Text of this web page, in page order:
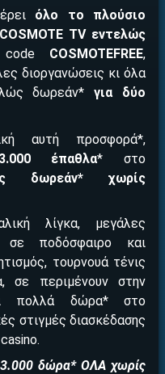
όλο το πλούσιο
COSMOTE TV εντελώς
COSMOTEFREE,
διοργανώσεις κι όλα
δωρεάν*για δύο
αυτή προσφορά*,
3.000 έπαθλα* στο
δωρεάν* χωρίς
λίγκα, μεγάλες
σε ποδόσφαιρο και
τουρνουά τένις
σε περιμένουν στην
πολλά δώρα* στο
στιγμές διασκέδασης
δώρα* ΟΛΑ χωρίς